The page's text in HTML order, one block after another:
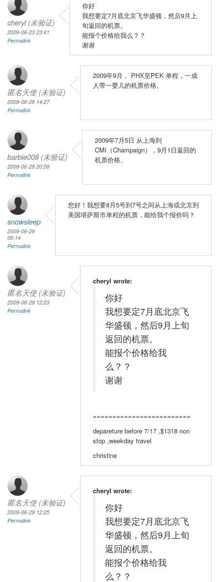
cheryl (未验证)
2009-06-23 23:41
Permalink
你好
我想要定7月底北京飞华盛顿，然后9月上
旬返回的机票。
能报个价格给我么？？
谢谢
匿名天使 (未验证)
2009-06-28 14:27
Permalink
2009年9月， PHX至PEK 单程，一成
人带一婴儿的机票价格。
barbie008 (未验证)
2009-06-28 20:58
Permalink
2009年7月5日 从上海到
CMI（Champaign），9月1日返回的
机票价格。
snowsleep
2009-06-29
06:14
Permalink
您好！我想要8月5号到7号之间从上海或北京到
美国堪萨斯市单程的机票，能给我个报价吗？
匿名天使 (未验证)
2009-06-29 12:23
Permalink
cheryl wrote:
你好
我想要定7月底北京飞
华盛顿，然后9月上旬
返回的机票。
能报个价格给我
么？？
谢谢
=========================
depareture before 7/17 ,$1318 non
stop ,weekday travel
christine
匿名天使 (未验证)
2009-06-29 12:25
Permalink
cheryl wrote:
你好
我想要定7月底北京飞
华盛顿，然后9月上旬
返回的机票。
能报个价格给我
么？？